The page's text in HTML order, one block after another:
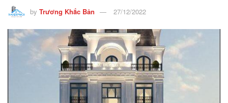
by Trương Khắc Bản 27/12/2022